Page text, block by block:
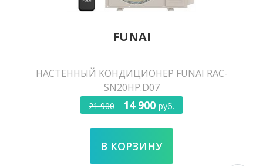
FUNAI
НАСТЕННЫЙ КОНДИЦИОНЕР FUNAI RAC-
SN20HP.D07
21 900 14 900 руб.